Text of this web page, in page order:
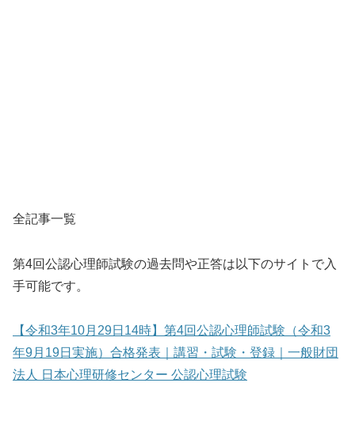
全記事一覧
第4回公認心理師試験の過去問や正答は以下のサイトで入
手可能です。
【令和3年10月29日14時】第4回公認心理師試験（令和3
年9月19日実施）合格発表｜講習・試験・登録｜一般財団
法人 日本心理研修センター 公認心理試験